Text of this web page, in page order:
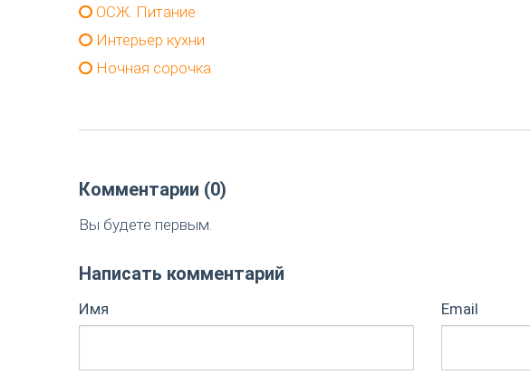
ОСЖ. Питание
Интерьер кухни
Ночная сорочка
Комментарии (0)
Вы будете первым.
Написать комментарий
Имя Email